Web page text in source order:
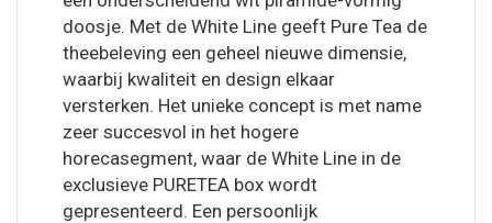
doosje. Met de White Line geeft Pure Tea de
theebeleving een geheel nieuwe dimensie,
waarbij kwaliteit en design elkaar
versterken. Het unieke concept is met name
zeer succesvol in het hogere
horecasegment, waar de White Line in de
exclusieve PURETEA box wordt
gepresenteerd. Een persoonlijk